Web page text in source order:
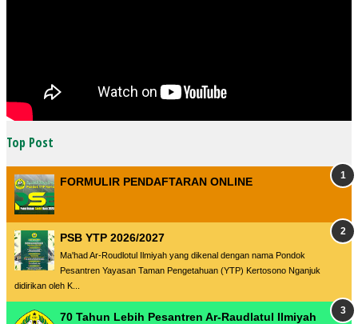
Top Post
FORMULIR PENDAFTARAN ONLINE
PSB YTP 2026/2027
Ma'had Ar-Roudlotul Ilmiyah yang dikenal dengan nama Pondok
Pesantren Yayasan Taman Pengetahuan (YTP) Kertosono Nganjuk
didirikan oleh K...
70 Tahun Lebih Pesantren Ar-Raudlatul Ilmiyah